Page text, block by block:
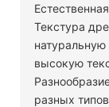
Текстура
натуральную
высокую
разных